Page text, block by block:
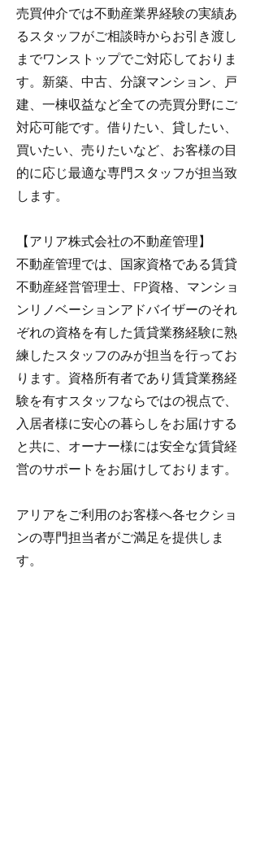
売買仲介では不動産業界経験の実績あ
るスタッフがご相談時からお引き渡し
までワンストップでご対応しておりま
す。新築、中古、分譲マンション、戸
建、一棟収益など全ての売買分野にご
対応可能です。借りたい、貸したい、
買いたい、売りたいなど、お客様の目
的に応じ最適な専門スタッフが担当致
します。
【アリア株式会社の不動産管理】
不動産管理では、国家資格である賃貸
不動産経営管理士、FP資格、マンショ
ンリノベーションアドバイザーのそれ
ぞれの資格を有した賃貸業務経験に熟
練したスタッフのみが担当を行ってお
ります。資格所有者であり賃貸業務経
験を有すスタッフならではの視点で、
入居者様に安心の暮らしをお届けする
と共に、オーナー様には安全な賃貸経
営のサポートをお届けしております。
アリアをご利用のお客様へ各セクショ
ンの専門担当者がご満足を提供しま
す。